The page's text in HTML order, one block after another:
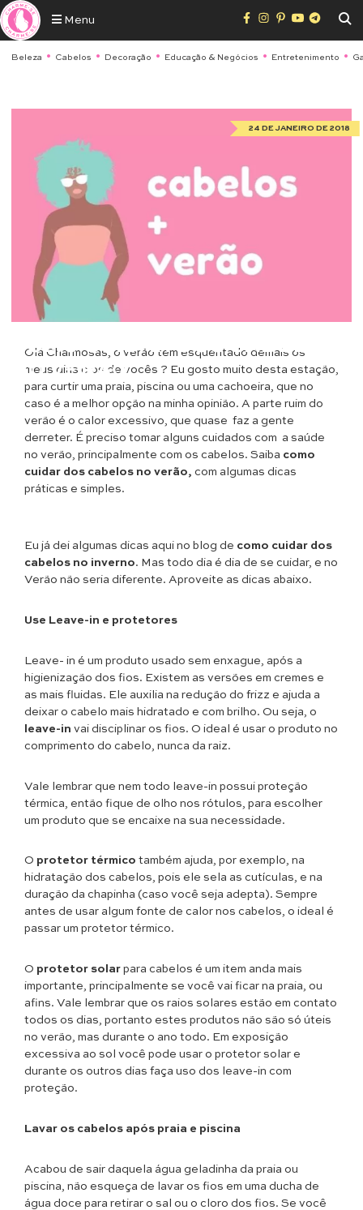
Menu
Beleza Cabelos Decoração Educação & Negócios Entretenimento
COMO CUIDAR DOS CABELOS
NO VERÃO
24 DE JANEIRO DE 2018
Olá Charmosas, o verão tem esquentado demais os
meus dias e os de vocês ? Eu gosto muito desta estação,
para curtir uma praia, piscina ou uma cachoeira, que no
caso é a melhor opção na minha opinião. A parte ruim do
verão é o calor excessivo, que quase faz a gente
derreter. É preciso tomar alguns cuidados com a saúde
no verão, principalmente com os cabelos. Saiba como
cuidar dos cabelos no verão, com algumas dicas
práticas e simples.
Eu já dei algumas dicas aqui no blog de como cuidar dos
cabelos no inverno. Mas todo dia é dia de se cuidar, e no
Verão não seria diferente. Aproveite as dicas abaixo.
Use Leave-in e protetores
Leave- in é um produto usado sem enxague, após a
higienização dos fios. Existem as versões em cremes e
as mais fluidas. Ele auxilia na redução do frizz e ajuda a
deixar o cabelo mais hidratado e com brilho. Ou seja, o
leave-in vai disciplinar os fios. O ideal é usar o produto no
comprimento do cabelo, nunca da raiz.
Vale lembrar que nem todo leave-in possui proteção
térmica, então fique de olho nos rótulos, para escolher
um produto que se encaixe na sua necessidade.
O protetor térmico também ajuda, por exemplo, na
hidratação dos cabelos, pois ele sela as cutículas, e na
duração da chapinha (caso você seja adepta). Sempre
antes de usar algum fonte de calor nos cabelos, o ideal é
passar um protetor térmico.
O protetor solar para cabelos é um item anda mais
importante, principalmente se você vai ficar na praia, ou
afins. Vale lembrar que os raios solares estão em contato
todos os dias, portanto estes produtos não são só úteis
no verão, mas durante o ano todo. Em exposição
excessiva ao sol você pode usar o protetor solar e
durante os outros dias faça uso dos leave-in com
proteção.
Lavar os cabelos após praia e piscina
Acabou de sair daquela água geladinha da praia ou
piscina, não esqueça de lavar os fios em uma ducha de
água doce para retirar o sal ou o cloro dos fios. Se você